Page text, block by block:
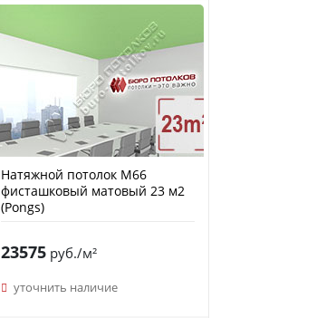
Натяжной потолок M66
фисташковый матовый 23 м2
(Pongs)
23575руб./м²
уточнить наличие